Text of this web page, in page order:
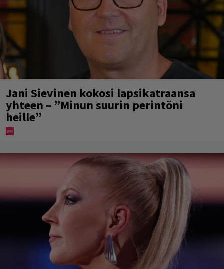
Jani Sievinen kokosi lapsikatraansa
yhteen – ”Minun suurin perintöni
heille”